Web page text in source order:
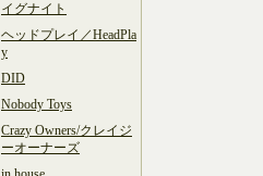
イグナイト
ヘッドプレイ／HeadPla
y
DID
Nobody Toys
Crazy Owners/クレイジ
ーオーナーズ